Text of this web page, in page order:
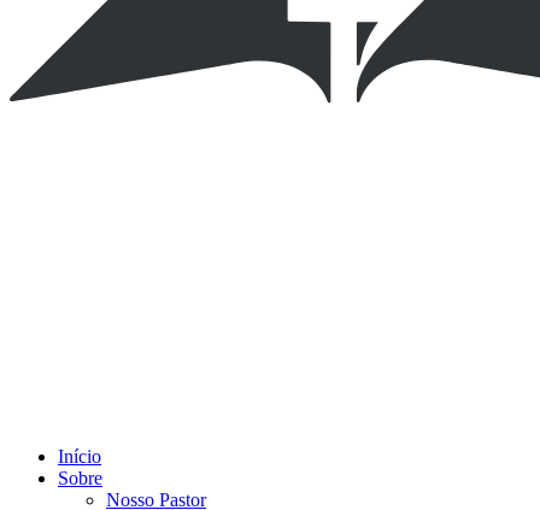
Início
Sobre
Nosso Pastor